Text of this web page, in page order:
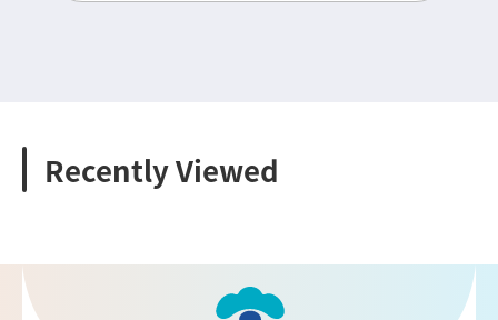
Recently Viewed